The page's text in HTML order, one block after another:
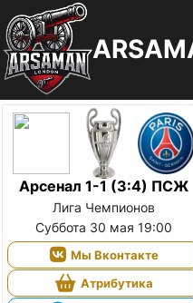
Арсенал 1-1 (3:4) ПСЖ
Лига Чемпионов
Суббота 30 мая 19:00
Мы Вконтакте
Атрибутика